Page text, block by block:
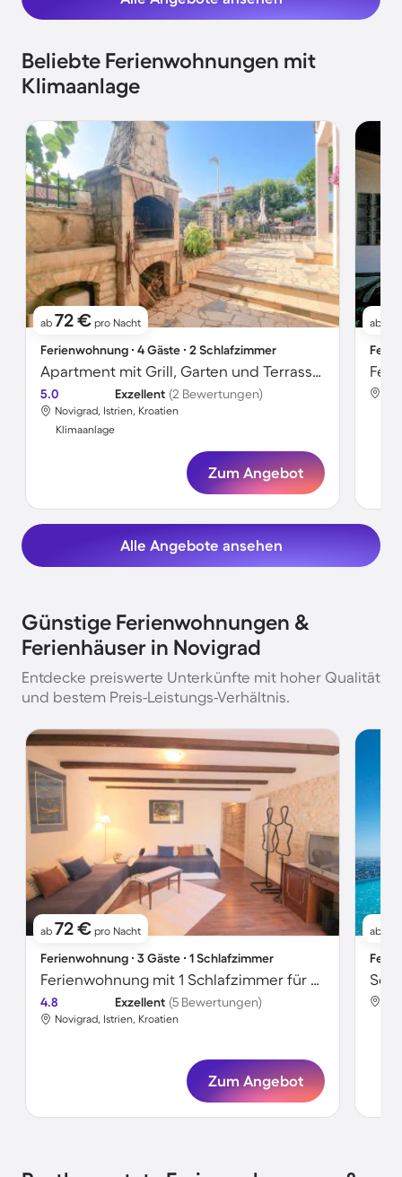
Beliebte Ferienwohnungen mit
Klimaanlage
ab 72 € pro Nacht
Ferienwohnung ∙ 4 Gäste ∙ 2 Schlafzimmer
Apartment mit Grill, Garten und Terrasse | Ideal für Homeoffice
5.0 Exzellent (2 Bewertungen)
Novigrad, Istrien, Kroatien
Klimaanlage
Zum Angebot
ab
Alle Angebote ansehen
Günstige Ferienwohnungen &
Ferienhäuser in Novigrad
Entdecke preiswerte Unterkünfte mit hoher Qualität
und bestem Preis-Leistungs-Verhältnis.
ab 72 € pro Nacht
Ferienwohnung ∙ 3 Gäste ∙ 1 Schlafzimmer
Ferienwohnung mit 1 Schlafzimmer für 3 Personen
4.8 Exzellent (5 Bewertungen)
Novigrad, Istrien, Kroatien
Zum Angebot
ab